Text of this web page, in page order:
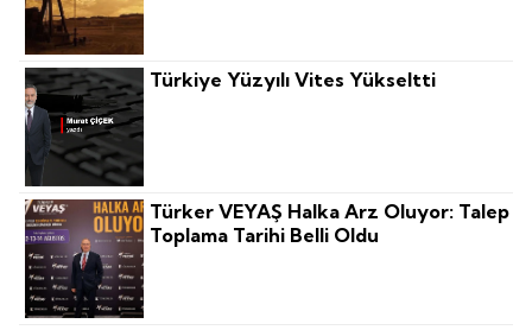
Türkiye Yüzyılı Vites Yükseltti
Türker VEYAŞ Halka Arz Oluyor: Talep
Toplama Tarihi Belli Oldu